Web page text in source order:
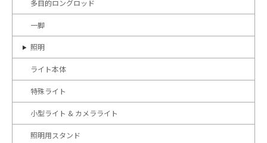
多目的ロングロッド
一脚
照明
ライト本体
特殊ライト
小型ライト & カメラライト
照明用スタンド